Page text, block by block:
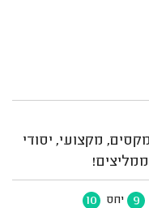
מקצועי, יסודי
9 יחס 10